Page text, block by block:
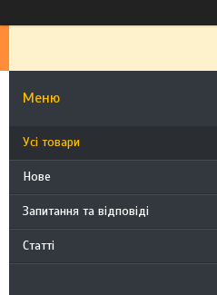
Усі товари
Нове
Запитання та відповіді
Статті